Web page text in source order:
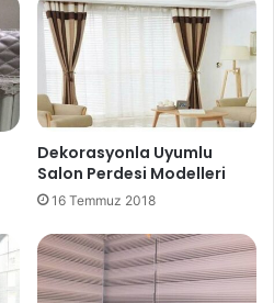
Dekorasyonla Uyumlu
Salon Perdesi Modelleri
16 Temmuz 2018